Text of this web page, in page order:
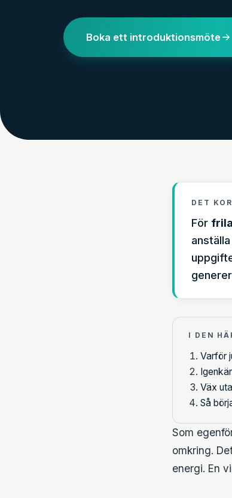
Boka ett introduktionsmöte
DET
För
I DEN
Varför
Väx
Så
Som
omkring.
energi. En